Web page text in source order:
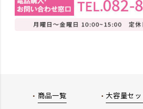
商品一覧
大容量セッ